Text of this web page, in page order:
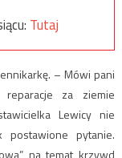
Tutaj
– Mówi pani
za ziemie
Lewicy nie
postawione pytanie.
na temat krzywd